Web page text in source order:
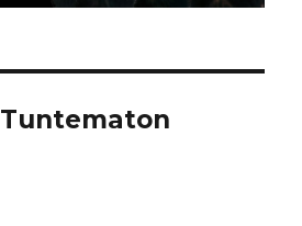
Tuntematon